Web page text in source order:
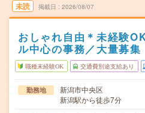
未読 掲載日 2026/08/07
おしゃれ自由＊未経験
ル中心の事務／大量募集
職種未経験OK 交通費別途支給あり
勤務地
新潟市中央区
新潟駅から徒歩7分